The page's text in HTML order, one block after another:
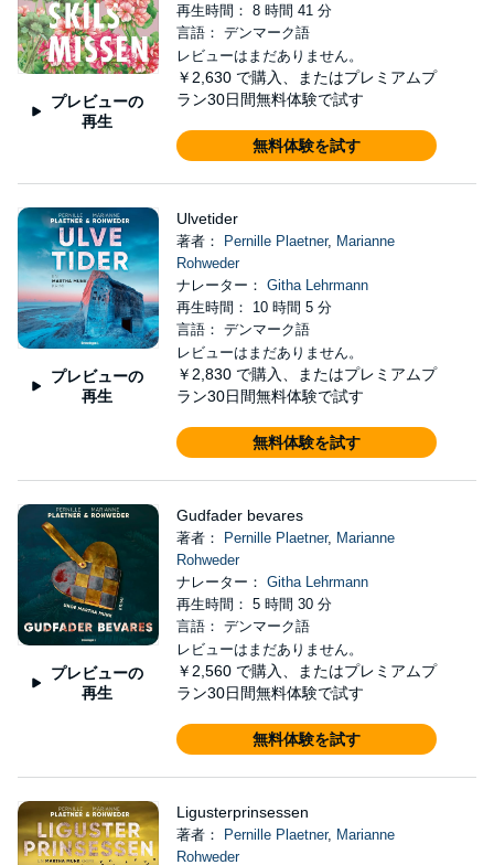
プレビューの
再生
再生時間： 8 時間 41 分
言語： デンマーク語
レビューはまだありません。
￥2,630 で購入、またはプレミアムプ
ラン30日間無料体験で試す
無料体験を試す
プレビューの
再生
Ulvetider
著者： Pernille Plaetner, Marianne
Rohweder
ナレーター： Githa Lehrmann
再生時間： 10 時間 5 分
言語： デンマーク語
レビューはまだありません。
￥2,830 で購入、またはプレミアムプ
ラン30日間無料体験で試す
無料体験を試す
プレビューの
再生
Gudfader bevares
著者： Pernille Plaetner, Marianne
Rohweder
ナレーター： Githa Lehrmann
再生時間： 5 時間 30 分
言語： デンマーク語
レビューはまだありません。
￥2,560 で購入、またはプレミアムプ
ラン30日間無料体験で試す
無料体験を試す
Ligusterprinsessen
著者： Pernille Plaetner, Marianne
Rohweder